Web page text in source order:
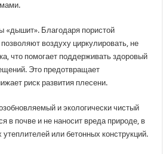
«дышит». Благодаря пористой
воздуху циркулировать, не
что помогает поддерживать здоровый
Это предотвращает
риск развития плесени.
и экологически чистый
в почве и не наносит вреда природе, в
утеплителей или бетонных конструкций.